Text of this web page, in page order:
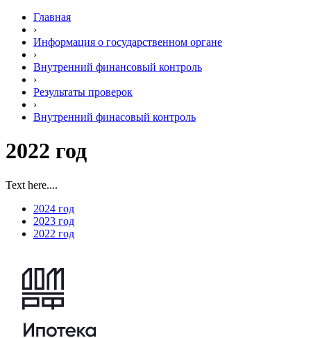
Главная
›
Информация о государственном органе
›
Внутренний финансовый контроль
›
Результаты проверок
›
Внутренний финасовый контроль
2022 год
Text here....
2024 год
2023 год
2022 год